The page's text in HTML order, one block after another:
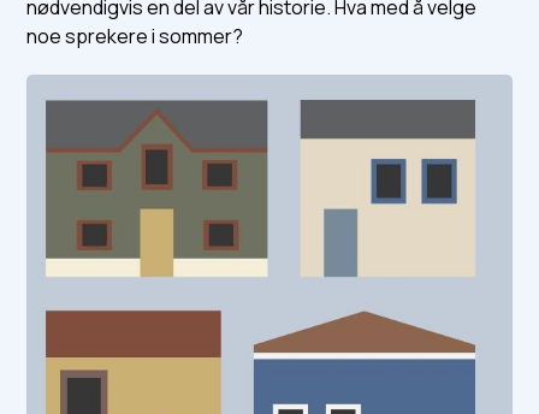
nødvendigvis en del av vår historie. Hva med å velge
noe sprekere i sommer?